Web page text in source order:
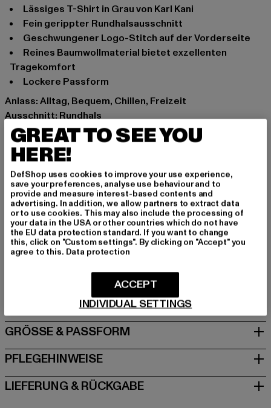
Lässiges T-Shirt in Grau von Karl Kani
Fein gerippter Rundhalsausschnitt
Geschwungener Logo-Stitch auf der Vorderseite
Reines Baumwollmaterial bietet exzellenten
Tragekomfort
Lockere Passform
Anlass: Alltag, Bequem, Chillen, Freizeit
Ausschnitt: Rundhals
Ärmelart: Kurzarm
Marke: Karl Kani
Kat.: T-Shirts
Farbe: grau
Hersteller Farbe: anthracite
Materialzusammensetzung: 95% Baumwolle, 5%
Elasthan
Art.Nr: 6037734-01745
Hersteller: Urban Styles Agency GmbH & Co. KG |
agentur@urbanstylesagency.com
Schanzenstraße 41 | 51063 Köln | DE
GRÖSSE & PASSFORM
PFLEGEHINWEISE
LIEFERUNG & RÜCKGABE
GREAT TO SEE YOU
HERE!
DefShop uses cookies to improve your use experience,
save your preferences, analyse use behaviour and to
provide and measure interest-based contents and
advertising. In addition, we allow partners to extract data
or to use cookies. This may also include the processing of
your data in the USA or other countries which do not have
the EU data protection standard. If you want to change
this, click on "Custom settings". By clicking on "Accept" you
agree to this. Data protection
INDIVIDUAL SETTINGS
ACCEPT